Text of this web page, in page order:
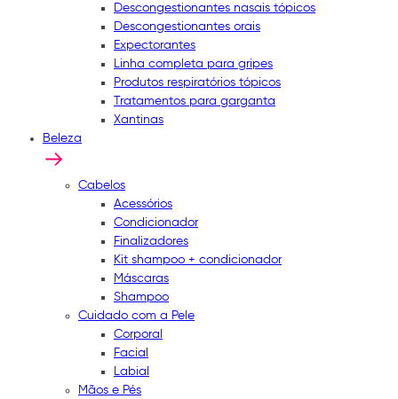
Descongestionantes nasais tópicos
Descongestionantes orais
Expectorantes
Linha completa para gripes
Produtos respiratórios tópicos
Tratamentos para garganta
Xantinas
Beleza
Cabelos
Acessórios
Condicionador
Finalizadores
Kit shampoo + condicionador
Máscaras
Shampoo
Cuidado com a Pele
Corporal
Facial
Labial
Mãos e Pés